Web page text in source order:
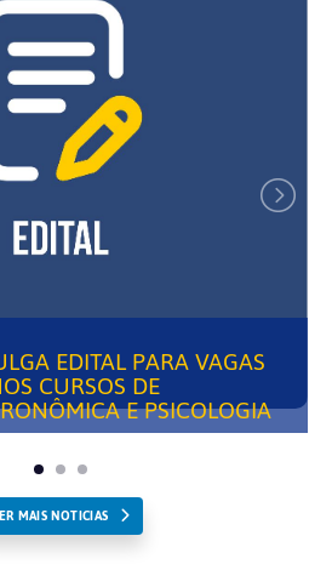
EDITAL PARA VAGAS
CURSOS DE
E PSICOLOGIA
MAIS NOTICIAS